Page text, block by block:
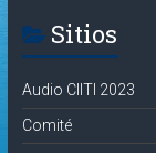
Sitios
Audio CIITI 2023
Comité